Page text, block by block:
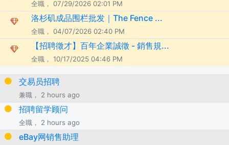
全職， 07/29/2026 02:01 PM
洛杉矶成品围栏批发｜The Fence ...
全職， 04/07/2026 02:40 PM
【招聘徵才】百年企業誠徵 - 銷售規...
全職， 10/17/2025 04:46 PM
交易员招聘
兼職， 2 hours ago
招聘留学顾问
全職， 2 hours ago
eBay网销售助理